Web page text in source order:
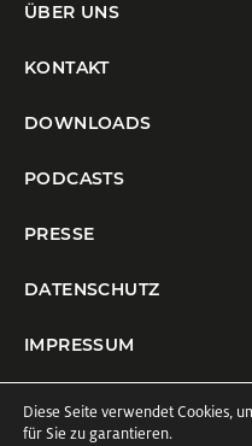
ÜBER UNS
KONTAKT
DOWNLOADS
PODCASTS
PRESSE
DATENSCHUTZ
IMPRESSUM
COOKIE-EINSTELLUNGEN
Diese Seite verwendet Cookies,
für Sie zu garantieren.